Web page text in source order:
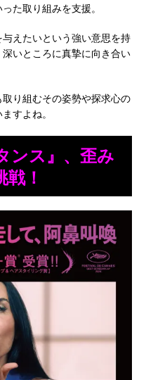
った取り組みを支援。
えたいという強い意思を持
いところに真摯に向き合い
り組むその姿勢や探求心の
すよね。
ンス』、歪み
！